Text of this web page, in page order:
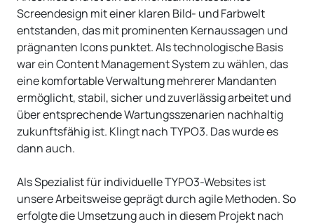
Screendesign mit einer klaren Bild- und Farbwelt
entstanden, das mit prominenten Kernaussagen und
prägnanten Icons punktet. Als technologische Basis
war ein Content Management System zu wählen, das
eine komfortable Verwaltung mehrerer Mandanten
ermöglicht, stabil, sicher und zuverlässig arbeitet und
über entsprechende Wartungsszenarien nachhaltig
zukunftsfähig ist. Klingt nach TYPO3. Das wurde es
dann auch.
Als Spezialist für individuelle TYPO3-Websites ist
unsere Arbeitsweise geprägt durch agile Methoden. So
erfolgte die Umsetzung auch in diesem Projekt nach